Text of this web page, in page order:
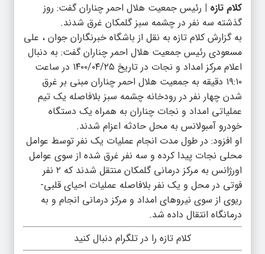
کلام تازه | رئیس جمعیت هلال احمر چناران گفت: روز
گذشته سه نفر در چشمه سبز گلمکان غرق شدند.
به گزارش کلام تازه به نقل از باشگاه خبرنگاران جوان ، علی
مسعودی رئیس جمعیت هلال احمر چناران گفت: به دنبال
اعلام مرکز امداد و نجات در تاریخ ۱۴۰۰/۰۴/۲۵ در ساعت
۱۹:۱۰ دقیقه به
جمعیت هلال احمر چناران مبنی بر غرق
شدن چهار نفر در رودخانه چشمه سبز بلافاصله یک تیم
عملیاتی امداد و نجات چناران به همراه یک دستگاه
خودرو آمبولانس به محل حادثه اعزام شدند.
او افزود: در طول مدت انجام عملیات یک نفر توسط عوامل
محلی نجات پیدا کرده و سه نفر غرق شده از سوی عوامل
اورژانس به مرکز درمانی گلمکان منتقل شدند که ۲ نفر
فوتی در محل و یک نفر بلافاصله عملیات احیای قلبی-
ریوی از سوی نیرو‌های امداد و مرکز درمانی انجام و به
درمانگاه انتقال داده شد.
کلام تازه را در تلگرام دنبال کنید